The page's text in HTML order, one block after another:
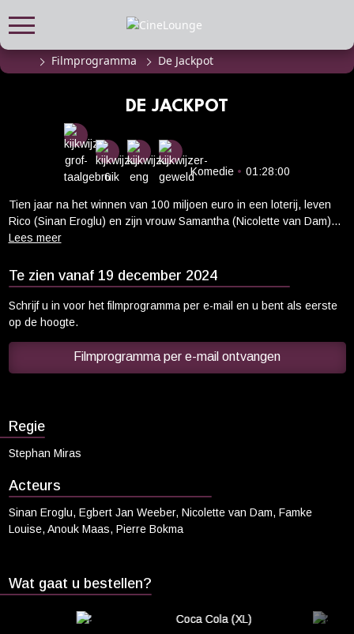
FILMPROGRAMMA
Kinderfeestjes
Privébioscoop of zaalhuur
ABONNEMENT
Alle informatie
Inlog voor abonnees
CADEAUTIPS
Cadeaukaart kopen
ONZE BIOSCOOP
Ons serviceconcept
Balkon en Loungebar
Eten en drinken
Vacatures
Openingstijden
Contact
Filmprogramma De Jackpot
DE JACKPOT
Komedie • 01:28:00
Tien jaar na het winnen van 100 miljoen euro in een loterij, leven
Rico (Sinan Eroglu) en zijn vrouw Samantha (Nicolette van Dam)
een heerlijk luxe leven met hun zoontje. Niets is meer zoals het
wanneer alle creditcards geweigerd worden en Rico beseft dat ze
al het geld hebben opgemaakt. Rico wil Samantha de waarheid
vertellen, maar ze onthult dat ze zwanger is van hun tweede kind.
Door Samantha's plastische chirurgie is de zwangerschap risicovol
Rico verzwijgt hun faillissement om Samantha te beschermen, wat
een onmogelijke opgave lijkt, want het geld vliegt er sneller uit dan
(Egbert-Jan Weeber). Zal het Rico lukken om zijn gezin te redden?
Te zien vanaf 19 december 2024
Schrijf u in voor het filmprogramma per e-mail en u bent als eerste
op de hoogte.
Filmprogramma per e-mail ontvangen
Regie
Stephan Miras
Acteurs
Sinan Eroglu, Egbert Jan Weeber, Nicolette van Dam, Famke
Louise, Anouk Maas, Pierre Bokma
Wat gaat u bestellen?